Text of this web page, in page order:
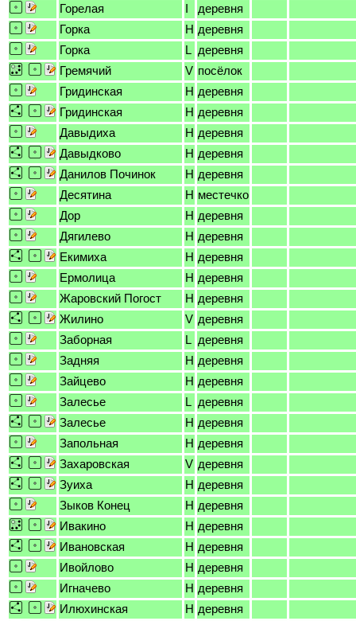
Горелая
I
деревня
Горка
H деревня
Горка
L деревня
Гремячий
V посёлок
Гридинская
H деревня
Гридинская
H деревня
Давыдиха
H деревня
Давыдково
H деревня
Данилов Починок
H деревня
Десятина
H местечко
Дор
H деревня
Дягилево
H деревня
Екимиха
H деревня
Ермолица
H деревня
Жаровский Погост
H деревня
Жилино
V деревня
Заборная
L деревня
Задняя
H деревня
Зайцево
H деревня
Залесье
L деревня
Залесье
H деревня
Запольная
H деревня
Захаровская
V деревня
Зуиха
H деревня
Зыков Конец
H деревня
Ивакино
H деревня
Ивановская
H деревня
Ивойлово
H деревня
Игначево
H деревня
Илюхинская
H деревня